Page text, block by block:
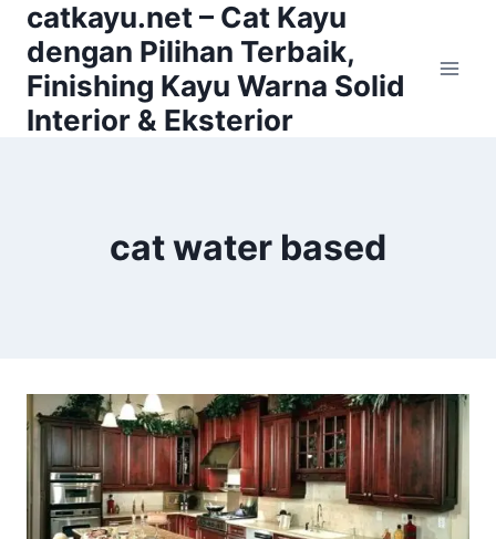
Skip
content
catkayu.net – Cat Kayu
dengan Pilihan Terbaik,
Finishing Kayu Warna Solid
Interior & Eksterior
cat water based